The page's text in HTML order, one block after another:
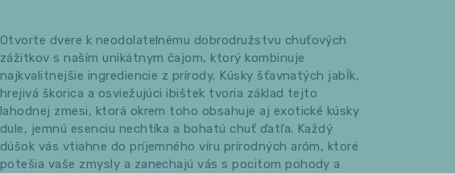
Otvorte dvere k neodolatelnému dobrodružstvu chuťových
zážitkov s naším unikátnym čajom, ktorý kombinuje
najkvalitnejšie ingrediencie z prírody. Kúsky šťavnatých jabĺk,
hrejivá škorica a osviežujúci ibištek tvoria základ tejto
lahodnej zmesi, ktorá okrem toho obsahuje aj exotické kúsky
dule, jemnú esenciu nechtíka a bohatú chuť ďatľa. Každý
dúšok vás vtiahne do príjemného víru prírodných aróm, ktoré
potešia vaše zmysly a zanechajú vás s pocitom pohody a